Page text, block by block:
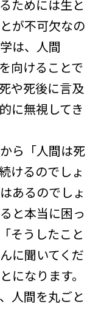
ためには生と
が不可欠なの
は、人間
向けることで
や死後に言及
に無視してき
ら「人間は死
けるのでしょ
あるのでしょ
と本当に困っ
そうしたこと
に聞いてくだ
になります。
人間を丸ごと